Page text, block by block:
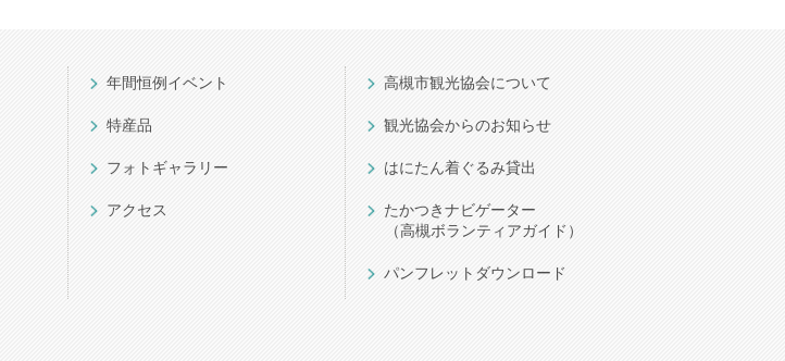
年間恒例イベント
特産品
フォトギャラリー
アクセス
高槻市観光協会について
観光協会からのお知らせ
はにたん着ぐるみ貸出
たかつきナビゲーター
（高槻ボランティアガイド）
パンフレットダウンロード